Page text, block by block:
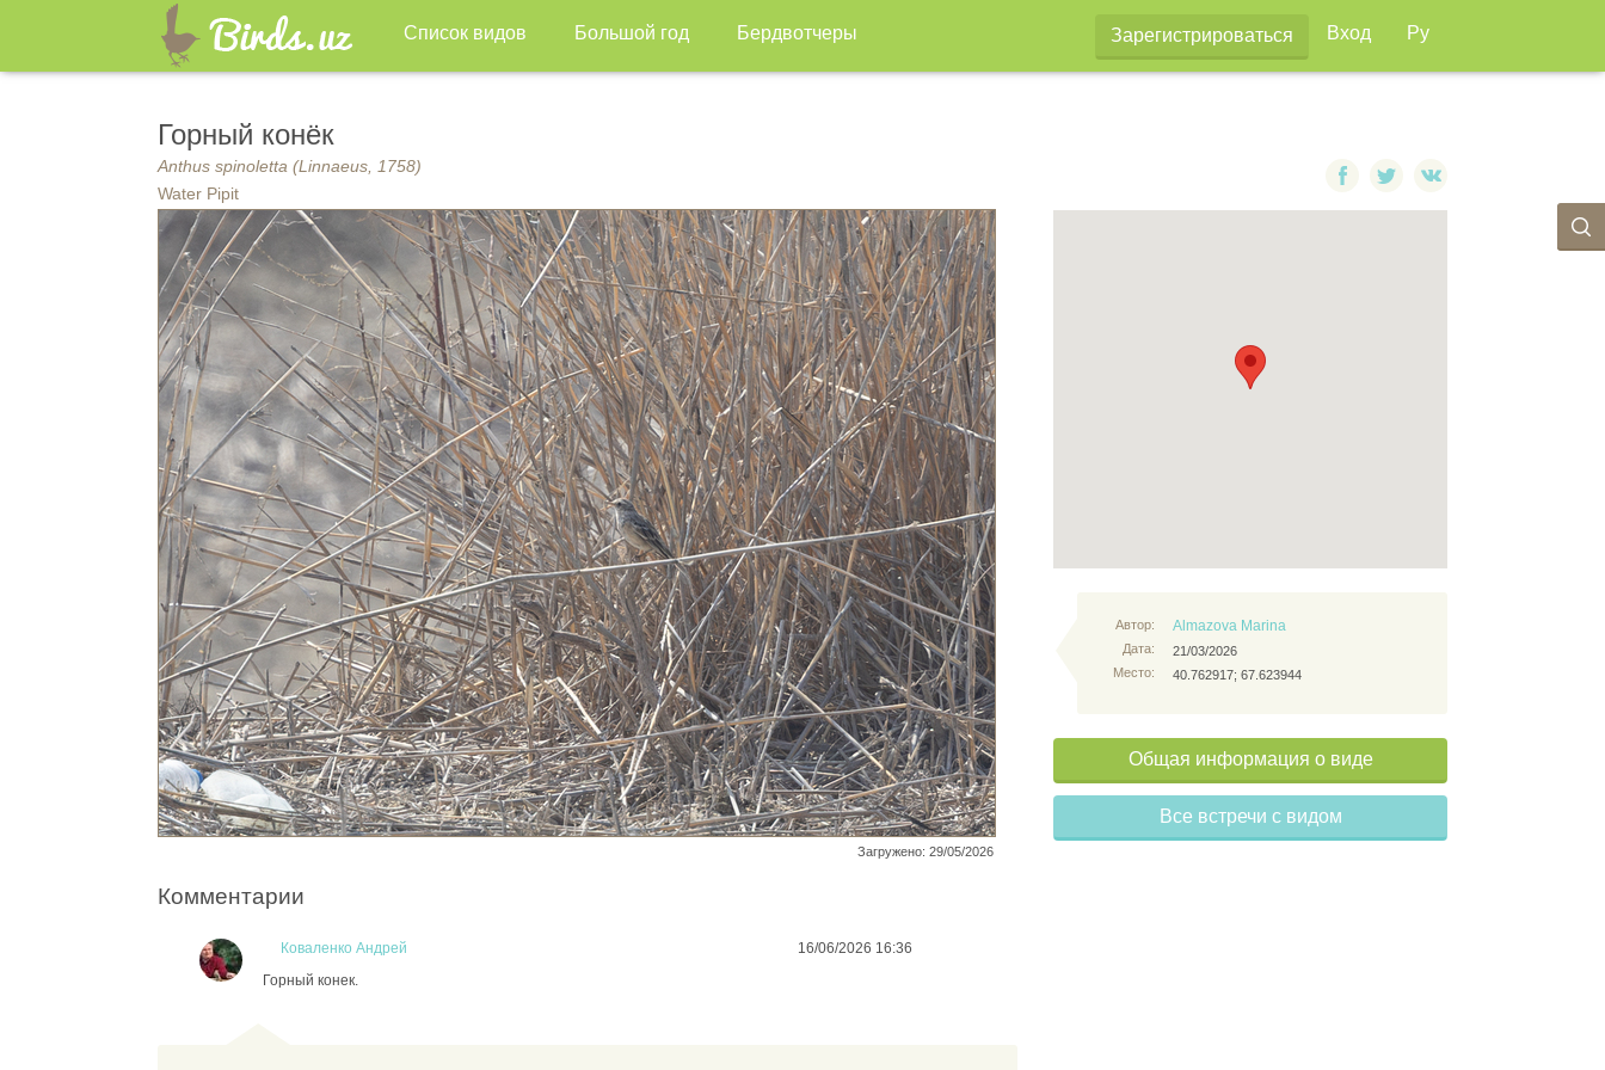
Список видов Большой год Бердвотчеры Зарегистрироваться Вход Ру
Горный конёк
Anthus spinoletta (Linnaeus, 1758)
Water Pipit
Загружено: 29/05/2026
Автор:
Дата:
Место:
Almazova Marina
21/03/2026
40.762917; 67.623944
Общая информация о виде
Все встречи с видом
Комментарии
Коваленко Андрей
16/06/2026 16:36
Горный конек.